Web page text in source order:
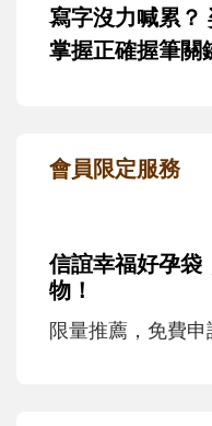
寫字沒力喊累？
掌握正確握筆關
會員限定服務
信誼幸福好孕袋
物！
限量推薦，免費申